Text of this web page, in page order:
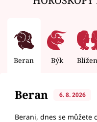
Beran Býk
Beran 6. 8. 2026
Berani, dnes se můžete